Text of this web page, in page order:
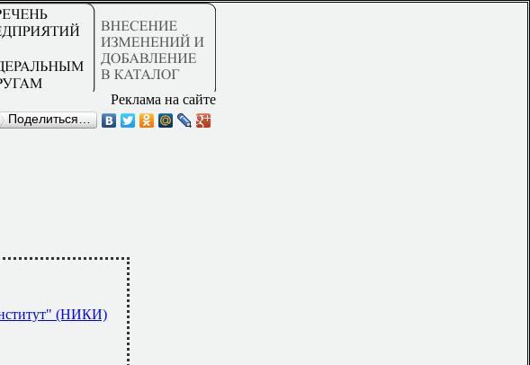
Реклама на сайте
Поделиться…
(НИКИ)